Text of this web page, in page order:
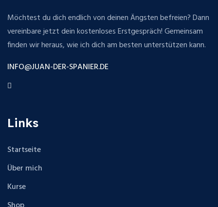
Möchtest du dich endlich von deinen Ängsten befreien? Dann
vereinbare jetzt dein kostenloses Erstgespräch! Gemeinsam
finden wir heraus, wie ich dich am besten unterstützen kann.
INFO@JUAN-DER-SPANIER.DE
Links
Startseite
Über mich
Kurse